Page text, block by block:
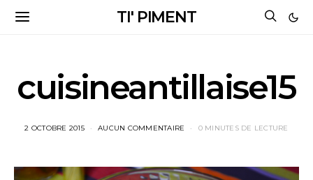
TI' PIMENT
cuisineantillaise15
2 OCTOBRE 2015 AUCUN COMMENTAIRE 0 MINUTES DE LECTURE